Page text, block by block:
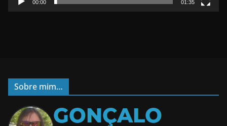
00:00 01:35
Sobre mim…